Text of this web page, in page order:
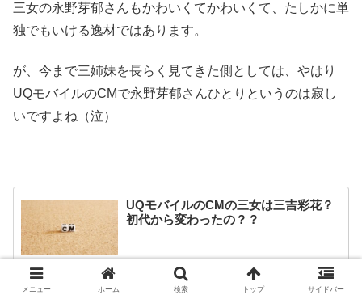
三女の永野芽郁さんもかわいくてかわいくて、たしかに単
独でもいける逸材ではあります。
が、今まで三姉妹を長らく見てきた側としては、やはり
UQモバイルのCMで永野芽郁さんひとりというのは寂し
いですよね（泣）
UQモバイルのCMの三女は三吉彩花？
初代から変わったの？？
www.babies-kids-maternity-show.org
メニュー ホーム 検索 トップ サイドバー